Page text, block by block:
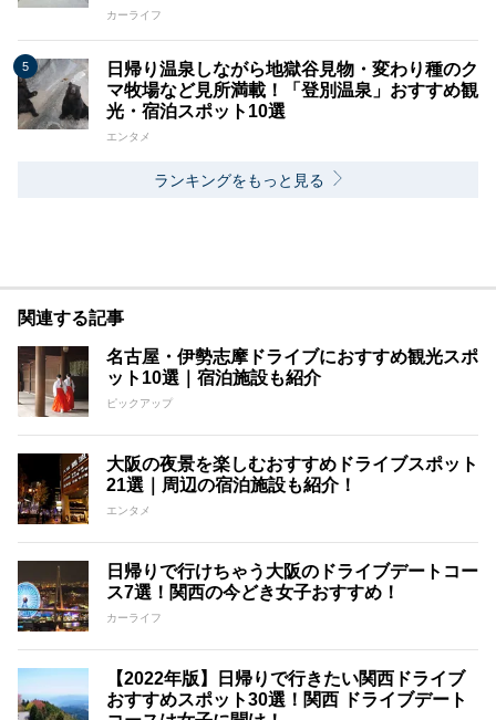
カーライフ
日帰り温泉しながら地獄谷見物・変わり種のク
マ牧場など見所満載！「登別温泉」おすすめ観
光・宿泊スポット10選
エンタメ
ランキングをもっと見る
関連する記事
名古屋・伊勢志摩ドライブにおすすめ観光スポ
ット10選｜宿泊施設も紹介
ピックアップ
大阪の夜景を楽しむおすすめドライブスポット
21選｜周辺の宿泊施設も紹介！
エンタメ
日帰りで行けちゃう大阪のドライブデートコー
ス7選！関西の今どき女子おすすめ！
カーライフ
【2022年版】日帰りで行きたい関西ドライブ
おすすめスポット30選！関西 ドライブデート